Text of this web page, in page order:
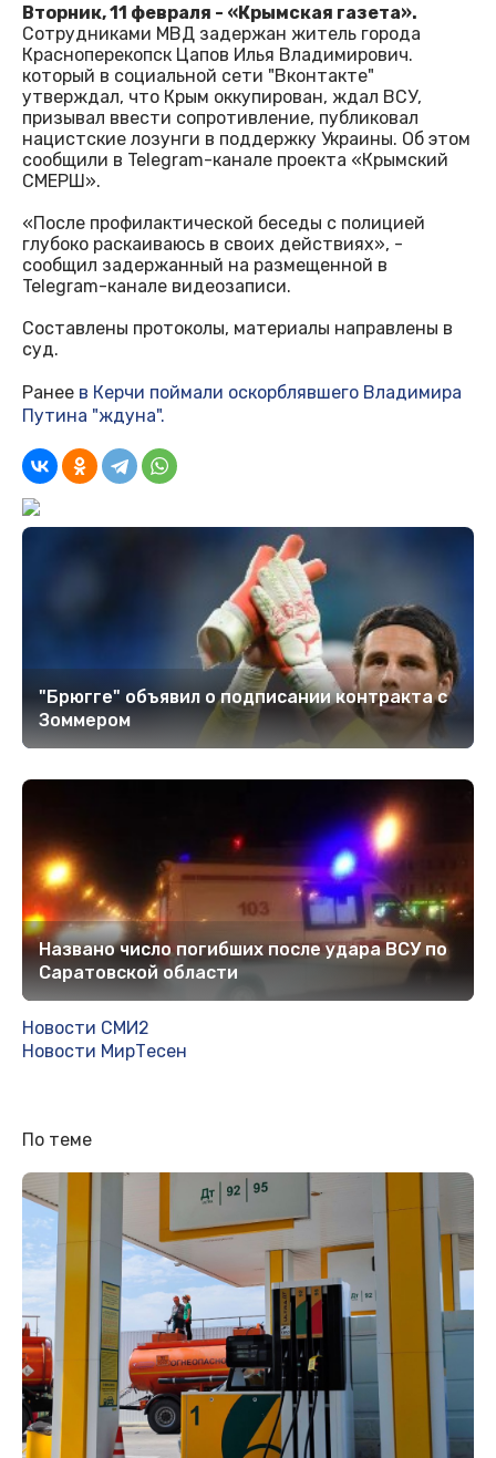
Вторник, 11 февраля - «Крымская газета».
Сотрудниками МВД задержан житель города
Красноперекопск Цапов Илья Владимирович.
который в социальной сети "Вконтакте"
утверждал, что Крым оккупирован, ждал ВСУ,
призывал ввести сопротивление, публиковал
нацистские лозунги в поддержку Украины. Об этом
сообщили в Telegram-канале проекта «Крымский
СМЕРШ».
«После профилактической беседы с полицией
глубоко раскаиваюсь в своих действиях», -
сообщил задержанный на размещенной в
Telegram-канале видеозаписи.
Составлены протоколы, материалы направлены в
суд.
Ранее в Керчи поймали оскорблявшего Владимира
Путина "ждуна".
"Брюгге" объявил о подписании контракта с
Зоммером
Названо число погибших после удара ВСУ по
Саратовской области
Новости СМИ2
Новости МирТесен
По теме